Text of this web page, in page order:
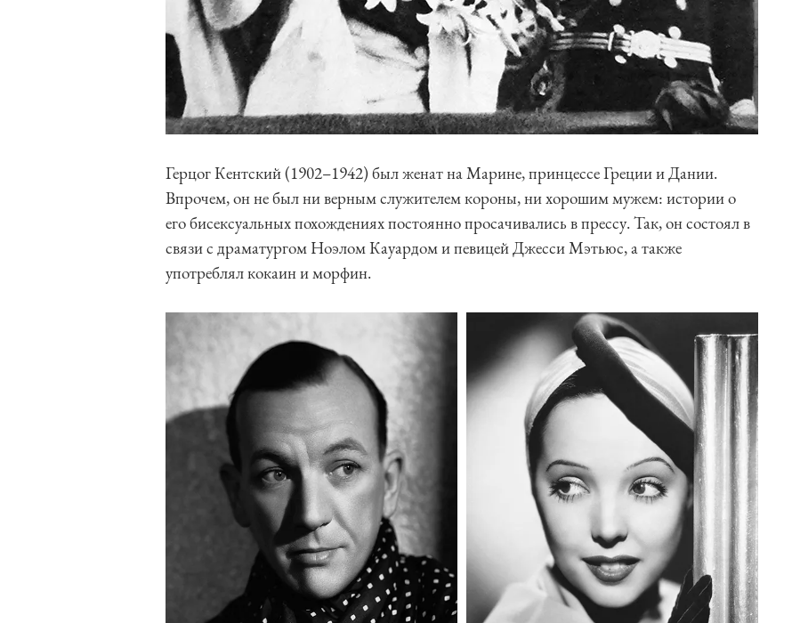
Герцог Кентский (1902–1942) был женат на Марине, принцессе Греции и Дании.
Впрочем, он не был ни верным служителем короны, ни хорошим мужем: истории о
его бисексуальных похождениях постоянно просачивались в прессу. Так, он состоял в
связи с драматургом Ноэлом Кауардом и певицей Джесси Мэтьюс, а также
употреблял кокаин и морфин.